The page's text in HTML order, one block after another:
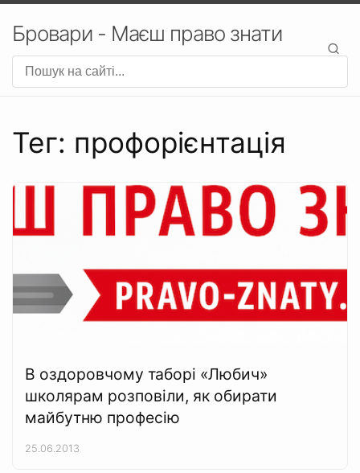
Бровари - Маєш право знати
Тег: профорієнтація
В оздоровчому таборі «Любич»
школярам розповіли, як обирати
майбутню професію
25.06.2013